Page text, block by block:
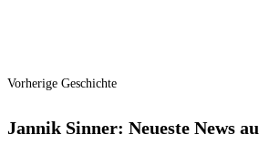
Vorherige Geschichte
Jannik Sinner: Neueste News